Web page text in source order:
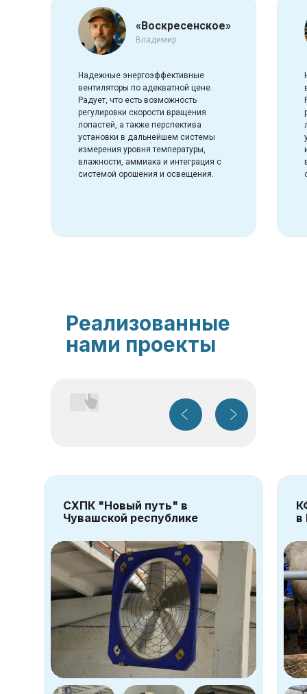
«Воскресенское»
Владимир
Надежные энергоэффективные
вентиляторы по адекватной цене.
Радует, что есть возможность
регулировки скорости вращения
лопастей, а также перспектива
установки в дальнейшем системы
измерения уровня температуры,
влажности, аммиака и интеграция с
системой орошения и освещения.
Реализованные
нами проекты
СХПК "Новый путь" в
Чувашской республике
в